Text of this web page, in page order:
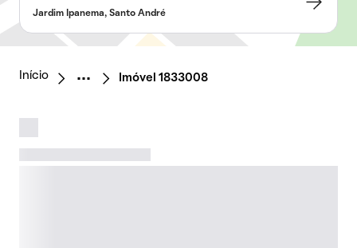
Jardim Ipanema, Santo André
Início Imóvel 1833008